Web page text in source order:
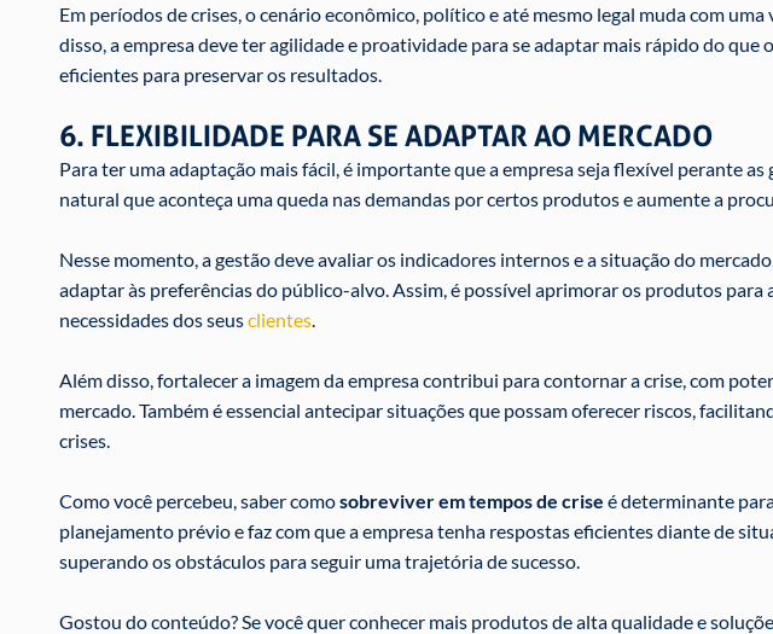
Em períodos de crises, o cenário econômico, político e até mesmo legal muda com
disso, a empresa deve ter agilidade e proatividade para se adaptar mais rápido do que
eficientes para preservar os resultados.
6. FLEXIBILIDADE PARA SE ADAPTAR AO MERCADO
Para ter uma adaptação mais fácil, é importante que a empresa seja flexível perante as
natural que aconteça uma queda nas demandas por certos produtos e aumente a
Nesse momento, a gestão deve avaliar os indicadores internos e a situação do
adaptar às preferências do público-alvo. Assim, é possível aprimorar os produtos para
necessidades dos seusclientes.
Além disso, fortalecer a imagem da empresa contribui para contornar a crise, com
mercado. Também é essencial antecipar situações que possam oferecer riscos,
crises.
Como você percebeu, saber comosobreviver em tempos de crise é determinante
planejamento prévio e faz com que a empresa tenha respostas eficientes diante de
superando os obstáculos para seguir uma trajetória de sucesso.
Gostou do conteúdo? Se você quer conhecer mais produtos de alta qualidade e